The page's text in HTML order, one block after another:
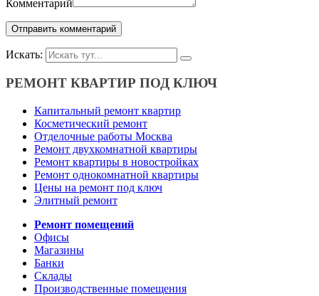
Комментарий
Искать:
РЕМОНТ КВАРТИР ПОД КЛЮЧ
Капитальный ремонт квартир
Косметический ремонт
Отделочные работы Москва
Ремонт двухкомнатной квартиры
Ремонт квартиры в новостройках
Ремонт однокомнатной квартиры
Цены на ремонт под ключ
Элитный ремонт
Ремонт помещений
Офисы
Магазины
Банки
Склады
Производственные помещения